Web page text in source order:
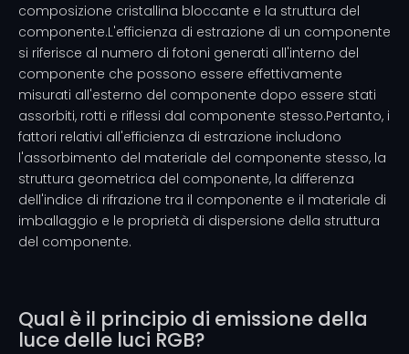
composizione cristallina bloccante e la struttura del
componente.L'efficienza di estrazione di un componente
si riferisce al numero di fotoni generati all'interno del
componente che possono essere effettivamente
misurati all'esterno del componente dopo essere stati
assorbiti, rotti e riflessi dal componente stesso.Pertanto, i
fattori relativi all'efficienza di estrazione includono
l'assorbimento del materiale del componente stesso, la
struttura geometrica del componente, la differenza
dell'indice di rifrazione tra il componente e il materiale di
imballaggio e le proprietà di dispersione della struttura
del componente.
Qual è il principio di emissione della
luce delle luci RGB?